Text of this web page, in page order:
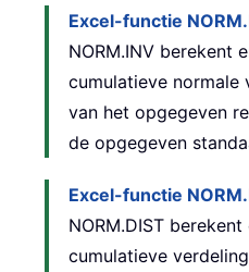
Excel-functie
NORM.INV berekent
cumulatieve normale
van het opgegeven
de opgegeven
Excel-functie
NORM.DIST
cumulatieve